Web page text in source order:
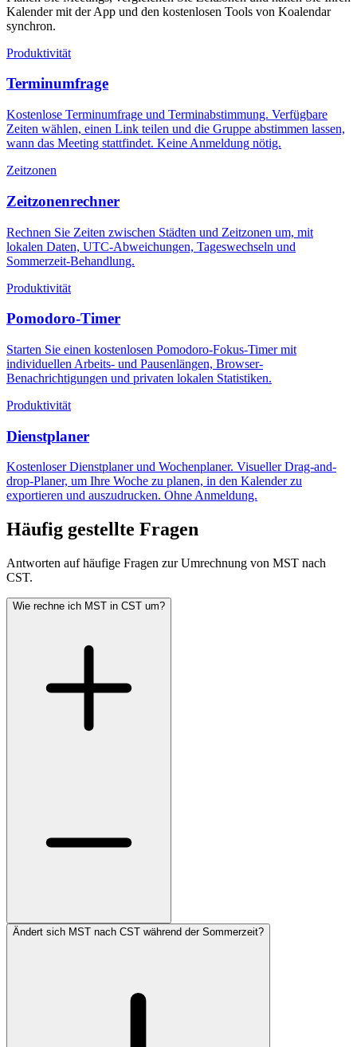
Kalender mit der App und den kostenlosen Tools von Koalendar
synchron.
Produktivität
Terminumfrage
Kostenlose Terminumfrage und Terminabstimmung. Verfügbare
Zeiten wählen, einen Link teilen und die Gruppe abstimmen lassen,
wann das Meeting stattfindet. Keine Anmeldung nötig.
Zeitzonen
Zeitzonenrechner
Rechnen Sie Zeiten zwischen Städten und Zeitzonen um, mit
lokalen Daten, UTC-Abweichungen, Tageswechseln und
Sommerzeit-Behandlung.
Produktivität
Pomodoro-Timer
Starten Sie einen kostenlosen Pomodoro-Fokus-Timer mit
individuellen Arbeits- und Pausenlängen, Browser-
Benachrichtigungen und privaten lokalen Statistiken.
Produktivität
Dienstplaner
Kostenloser Dienstplaner und Wochenplaner. Visueller Drag-and-
drop-Planer, um Ihre Woche zu planen, in den Kalender zu
exportieren und auszudrucken. Ohne Anmeldung.
Häufig gestellte Fragen
Antworten auf häufige Fragen zur Umrechnung von MST nach
CST.
Wie rechne ich MST in CST um?
Ändert sich MST nach CST während der Sommerzeit?